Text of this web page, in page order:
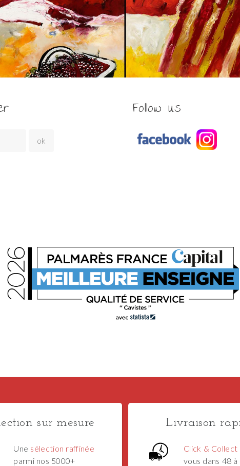
Follow us
sur mesure
Une sélection raffinée
parmi nos 5000+
Livraison
Click & Collect
vous dans 48 à